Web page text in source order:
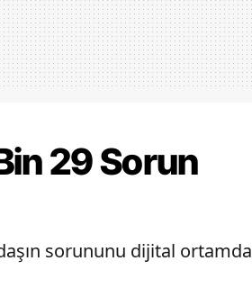
29 Sorun
sorununu dijital ortamda